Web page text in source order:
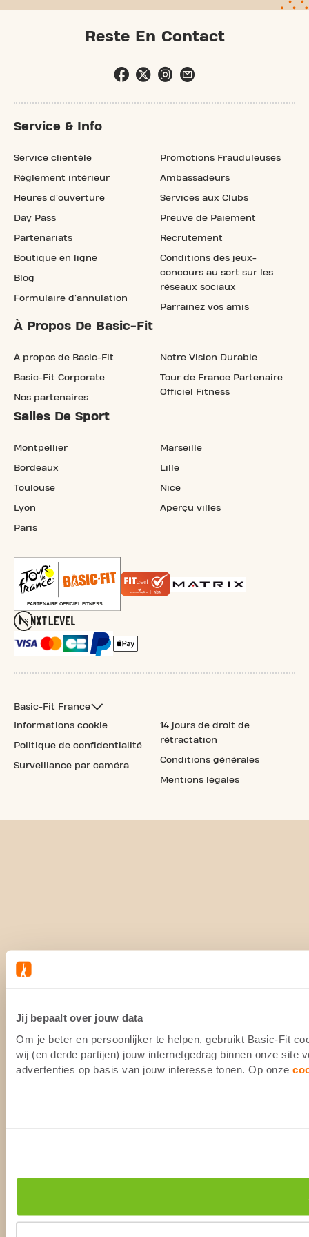
Jij bepaalt over jouw data
Om je beter en persoonlijker te helpen, gebruikt Basic-Fit
wij (en derde partijen) jouw internetgedrag binnen onze site
advertenties op basis van jouw interesse tonen. Op onze
Reste En Contact
Service & Info
Service clientèle
Règlement intérieur
Heures d'ouverture
Day Pass
Partenariats
Boutique en ligne
Blog
Formulaire d'annulation
Promotions Frauduleuses
Ambassadeurs
Services aux Clubs
Preuve de Paiement
Recrutement
Conditions des jeux-
concours au sort sur les
réseaux sociaux
Parrainez vos amis
À Propos De Basic-Fit
À propos de Basic-Fit
Basic-Fit Corporate
Nos partenaires
Notre Vision Durable
Tour de France Partenaire
Officiel Fitness
Salles De Sport
Montpellier
Bordeaux
Toulouse
Lyon
Paris
Marseille
Lille
Nice
Aperçu villes
Basic-Fit France
Informations cookie
Politique de confidentialité
Surveillance par caméra
14 jours de droit de
rétractation
Conditions générales
Mentions légales